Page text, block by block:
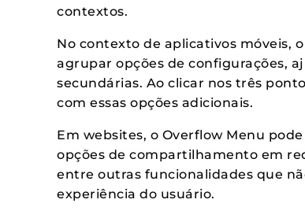
contextos.
No contexto de aplicativos móveis,
agrupar opções de configurações,
secundárias. Ao clicar nos três
com essas opções adicionais.
Em websites, o Overflow Menu
opções de compartilhamento em
entre outras funcionalidades que
experiência do usuário.